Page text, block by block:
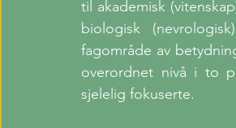
til akademisk
biologisk
fagområde av
overordnet nivå i to
sjelelig fokuserte.